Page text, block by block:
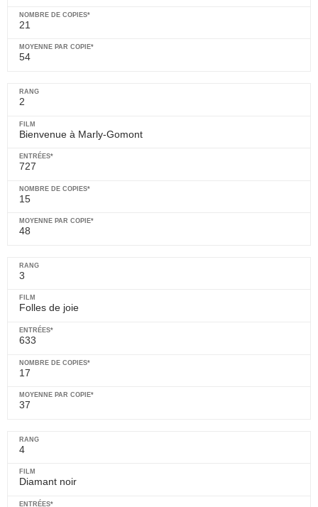
21
54
2
Bienvenue à Marly-Gomont
727
15
48
3
Folles de joie
633
17
37
4
Diamant noir